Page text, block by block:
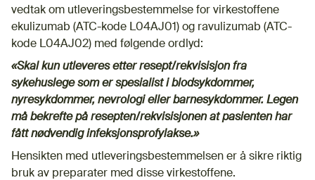
vedtak om utleveringsbestemmelse for virkestoffene
ekulizumab (ATC-kode L04AJ01) og ravulizumab (ATC-
kode L04AJ02) med følgende ordlyd:
«Skal kun utleveres etter resept/rekvisisjon fra
sykehuslege som er spesialist i blodsykdommer,
nyresykdommer, nevrologi eller barnesykdommer. Legen
må bekrefte på resepten/rekvisisjonen at pasienten har
fått nødvendig infeksjonsprofylakse.»
Hensikten med utleveringsbestemmelsen er å sikre riktig
bruk av preparater med disse virkestoffene.